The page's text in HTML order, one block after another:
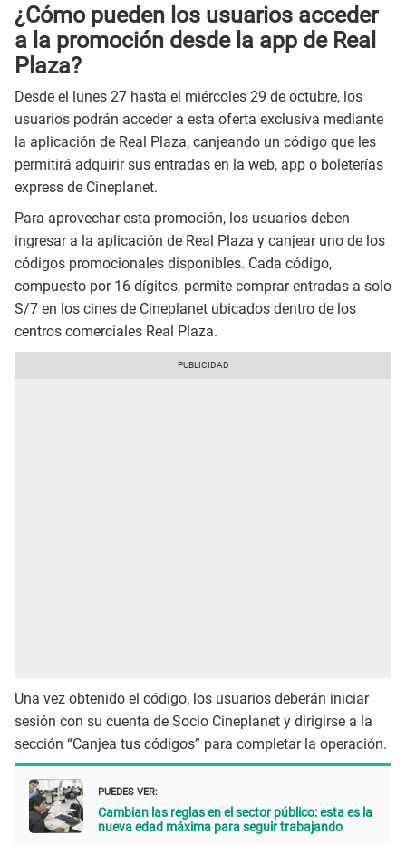
¿Cómo pueden los usuarios acceder
a la promoción desde la app de Real
Plaza?
Desde el lunes 27 hasta el miércoles 29 de octubre, los
usuarios podrán acceder a esta oferta exclusiva mediante
la aplicación de Real Plaza, canjeando un código que les
permitirá adquirir sus entradas en la web, app o boleterías
express de Cineplanet.
Para aprovechar esta promoción, los usuarios deben
ingresar a la aplicación de Real Plaza y canjear uno de los
códigos promocionales disponibles. Cada código,
compuesto por 16 dígitos, permite comprar entradas a solo
S/7 en los cines de Cineplanet ubicados dentro de los
centros comerciales Real Plaza.
Una vez obtenido el código, los usuarios deberán iniciar
sesión con su cuenta de Socio Cineplanet y dirigirse a la
sección “Canjea tus códigos” para completar la operación.
PUEDES VER:
Cambian las reglas en el sector público: esta es la
nueva edad máxima para seguir trabajando